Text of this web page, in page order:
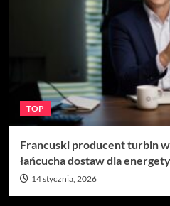
TOP
Francuski producent turbin
łańcucha dostaw dla
14 stycznia, 2026